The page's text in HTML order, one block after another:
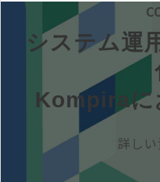
システム運
Kompiraに
詳し